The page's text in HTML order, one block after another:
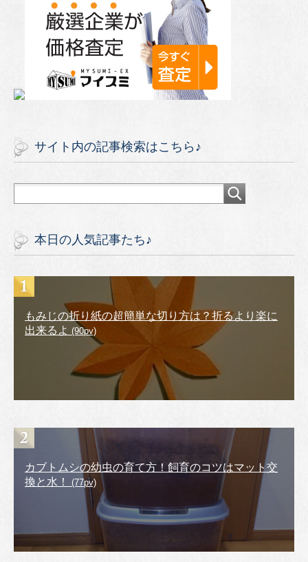
サイト内の記事検索はこちら♪
本日の人気記事たち♪
もみじの折り紙の超簡単な切り方は？折るより楽に
出来るよ (90pv)
カブトムシの幼虫の育て方！飼育のコツはマット交
換と水！
(77pv)